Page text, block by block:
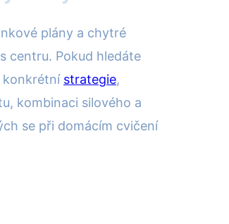
plány a chytré
centru. Pokud hledáte
konkrétní strategie,
kombinaci silového a
se při domácím cvičení